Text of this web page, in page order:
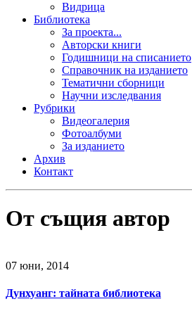
Видрица
Библиотека
За проекта...
Авторски книги
Годишници на списанието
Справочник на изданието
Тематични сборници
Научни изследвания
Рубрики
Видеогалерия
Фотоалбуми
За изданието
Архив
Контакт
От същия автор
07 юни, 2014
Дунхуанг: тайната библиотека